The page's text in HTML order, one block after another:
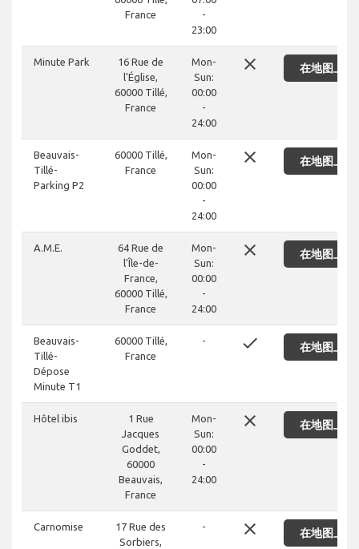
France
-
23:00
Minute Park
16 Rue de
l'Église,
60000 Tillé,
France
Mon-
Sun:
00:00
-
24:00
close 在地图上显
Beauvais-
Tillé-
Parking P2
60000 Tillé,
France
Mon-
Sun:
00:00
-
24:00
close 在地图上显
A.M.E.
64 Rue de
l'Île-de-
France,
60000 Tillé,
France
Mon-
Sun:
00:00
-
24:00
close 在地图上显
Beauvais-
Tillé-
Dépose
Minute T1
60000 Tillé,
France
- done 在地图上显
Hôtel ibis
1 Rue
Jacques
Goddet,
60000
Beauvais,
France
Mon-
Sun:
00:00
-
24:00
close 在地图上显
Carnomise
17 Rue des
Sorbiers,
- close 在地图上显